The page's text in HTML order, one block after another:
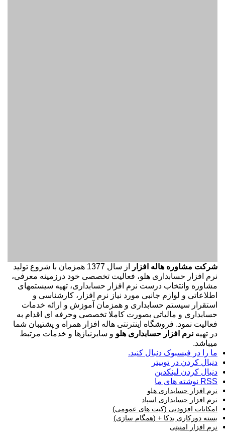
شرکت مشاوره هاله افزار
از سال 1377 همزمان با شروع تولید
نرم افزار حسابداری هلو، فعالیت تخصصی خود درزمینه معرفی،
مشاوره وانتخاب درست نرم افزار حسابداری، تهیه سیستمهای
اطلاعاتی و لوازم جانبی مورد نیاز نرم افزار، کارشناسی و
استقرار سیستم حسابداری و همزمان آموزش و ارائه خدمات
حسابداری و مالیاتی بصورت کاملا تخصصی وحرفه ای اقدام به
فعالیت نمود. فروشگاه اینترنتی هاله افزار همراه و پشتیبان شما
در تهیه نرم افزار حسابداری هلو و سایرنیازها و خدمات مرتبط
میباشد.
ما را در فیسبوک دنبال کنید.
دنبال کردن در توییتر
دنبال کردن لینکدین
RSS نوشته های ما
نرم افزار حسابداری هلو
نرم افزار حسابداری اسپاد
امکانات افزودنی (کیت های عمومی)
بسته دورکاری بدکا + (همگام سازی)
نرم افزار امنیتی